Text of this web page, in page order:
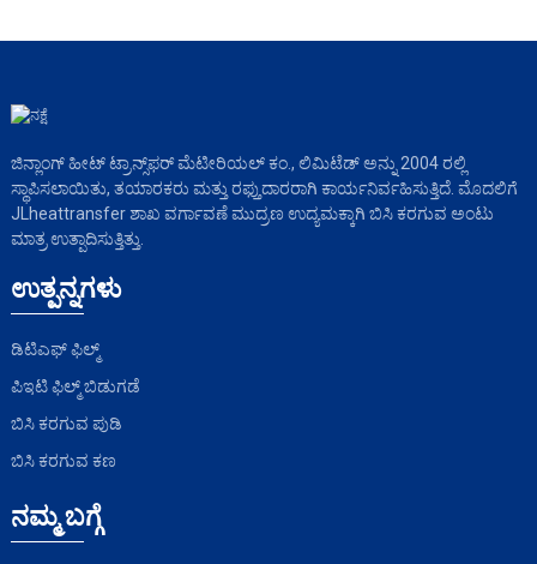
ಜಿನ್ಲಾಂಗ್ ಹೀಟ್ ಟ್ರಾನ್ಸ್‌ಫರ್ ಮೆಟೀರಿಯಲ್ ಕಂ., ಲಿಮಿಟೆಡ್ ಅನ್ನು 2004 ರಲ್ಲಿ
ಸ್ಥಾಪಿಸಲಾಯಿತು, ತಯಾರಕರು ಮತ್ತು ರಫ್ತುದಾರರಾಗಿ ಕಾರ್ಯನಿರ್ವಹಿಸುತ್ತಿದೆ. ಮೊದಲಿಗೆ
JLheattransfer ಶಾಖ ವರ್ಗಾವಣೆ ಮುದ್ರಣ ಉದ್ಯಮಕ್ಕಾಗಿ ಬಿಸಿ ಕರಗುವ ಅಂಟು
ಮಾತ್ರ ಉತ್ಪಾದಿಸುತ್ತಿತ್ತು.
ಉತ್ಪನ್ನಗಳು
ಡಿಟಿಎಫ್ ಫಿಲ್ಮ್
ಪಿಇಟಿ ಫಿಲ್ಮ್ ಬಿಡುಗಡೆ
ಬಿಸಿ ಕರಗುವ ಪುಡಿ
ಬಿಸಿ ಕರಗುವ ಕಣ
ನಮ್ಮ ಬಗ್ಗೆ